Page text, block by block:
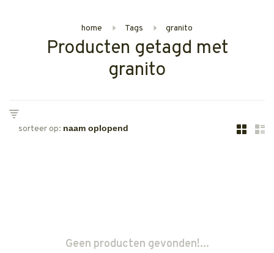
home Tags granito
Producten getagd met
granito
sorteer op:
Geen producten gevonden!...